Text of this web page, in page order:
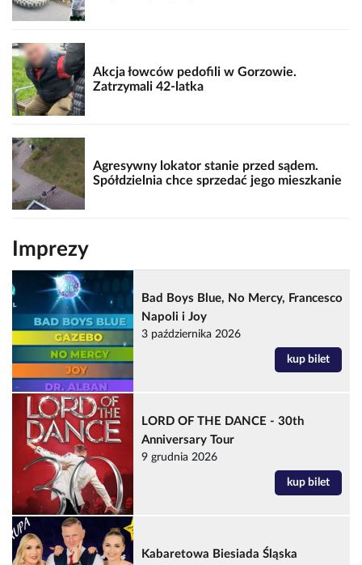
Akcja łowców pedofili w Gorzowie.
Zatrzymali 42-latka
Agresywny lokator stanie przed sądem.
Spółdzielnia chce sprzedać jego mieszkanie
Imprezy
Bad Boys Blue, No Mercy, Francesco
Napoli i Joy
3 października 2026
kup bilet
LORD OF THE DANCE - 30th
Anniversary Tour
9 grudnia 2026
kup bilet
Kabaretowa Biesiada Śląska